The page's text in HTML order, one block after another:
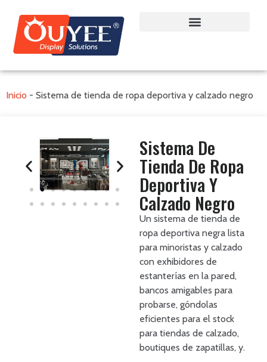
Inicio - Sistema de tienda de ropa deportiva y calzado negro
Sistema De
Tienda De Ropa
Deportiva Y
Calzado Negro
Un sistema de tienda de
ropa deportiva negra lista
para minoristas y calzado
con exhibidores de
estanterías en la pared,
bancos amigables para
probarse, góndolas
eficientes para el stock
para tiendas de calzado,
boutiques de zapatillas, y.